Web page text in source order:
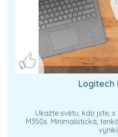
Logitech
Ukažte světu, kdo jste,
M350s. Minimalistická,